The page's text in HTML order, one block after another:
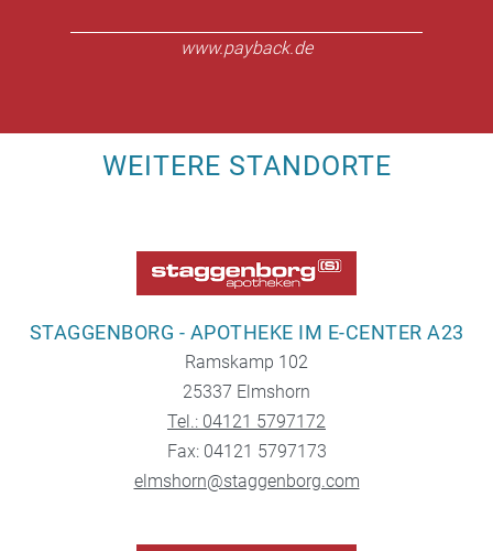
www.payback.de
WEITERE STANDORTE
STAGGENBORG - APOTHEKE IM E-CENTER A23
Ramskamp 102
25337 Elmshorn
Tel.: 04121 5797172
Fax: 04121 5797173
elmshorn@staggenborg.com